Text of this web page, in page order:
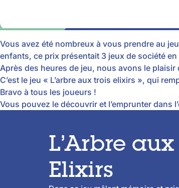
Vous avez été nombreux à vous prendre au
enfants, ce prix présentait 3 jeux de société
Après des heures de jeu, nous avons le
C’est le jeu « L’arbre aux trois elixirs », qui
Bravo à tous les joueurs !
Vous pouvez le découvrir et l’emprunter dans
L’Arbre
Elixirs